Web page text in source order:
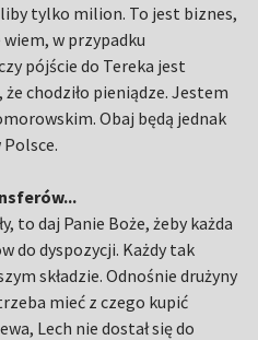
tylko milion. To jest biznes,
w przypadku
pójście do Tereka jest
chodziło pieniądze. Jestem
Obaj będą jednak
to daj Panie Boże, żeby każda
do dyspozycji. Każdy tak
składzie. Odnośnie drużyny
mieć z czego kupić
Lech nie dostał się do